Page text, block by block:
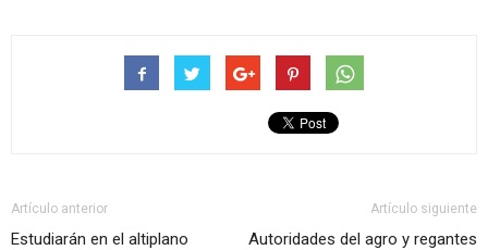
Artículo anterior
Estudiarán en el altiplano
Artículo siguiente
Autoridades del agro y regantes